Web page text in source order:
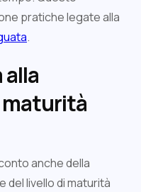
pratiche legate alla
.
maturità
anche della
del livello di maturità